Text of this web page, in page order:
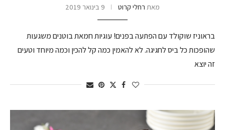
מאת רחלי קרוט 9 בינואר 2019
בראוניז שוקולד עם הפתעה בפנים! עוגיות חמאת בוטנים משגעות
שהופכות כל ביס לחגיגה. לא להאמין כמה קל להכין וכמה מיוחד וטעים
זה יוצא